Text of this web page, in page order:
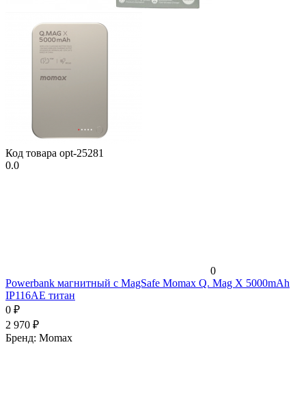
Код товара opt-25281
0.0
0
Powerbank магнитный с MagSafe Momax Q. Mag X 5000mAh
IP116AE титан
0 ₽
2 970 ₽
Бренд: Momax